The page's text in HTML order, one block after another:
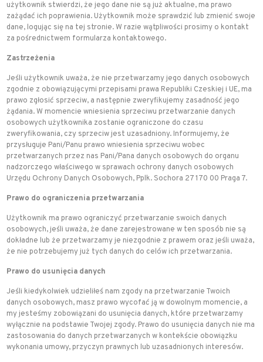
użytkownik stwierdzi, że jego dane nie są już aktualne, ma prawo
zażądać ich poprawienia. Użytkownik może sprawdzić lub zmienić swoje
dane, logując się na tej stronie. W razie wątpliwości prosimy o kontakt
za pośrednictwem formularza kontaktowego.
Zastrzeżenia
Jeśli użytkownik uważa, że nie przetwarzamy jego danych osobowych
zgodnie z obowiązującymi przepisami prawa Republiki Czeskiej i UE, ma
prawo zgłosić sprzeciw, a następnie zweryfikujemy zasadność jego
żądania. W momencie wniesienia sprzeciwu przetwarzanie danych
osobowych użytkownika zostanie ograniczone do czasu
zweryfikowania, czy sprzeciw jest uzasadniony. Informujemy, że
przysługuje Pani/Panu prawo wniesienia sprzeciwu wobec
przetwarzanych przez nas Pani/Pana danych osobowych do organu
nadzorczego właściwego w sprawach ochrony danych osobowych
Urzędu Ochrony Danych Osobowych, Pplk. Sochora 27 170 00 Praga 7.
Prawo do ograniczenia przetwarzania
Użytkownik ma prawo ograniczyć przetwarzanie swoich danych
osobowych, jeśli uważa, że dane zarejestrowane w ten sposób nie są
dokładne lub że przetwarzamy je niezgodnie z prawem oraz jeśli uważa,
że nie potrzebujemy już tych danych do celów ich przetwarzania.
Prawo do usunięcia danych
Jeśli kiedykolwiek udzieliłeś nam zgody na przetwarzanie Twoich
danych osobowych, masz prawo wycofać ją w dowolnym momencie, a
my jesteśmy zobowiązani do usunięcia danych, które przetwarzamy
wyłącznie na podstawie Twojej zgody. Prawo do usunięcia danych nie ma
zastosowania do danych przetwarzanych w kontekście obowiązku
wykonania umowy, przyczyn prawnych lub uzasadnionych interesów.